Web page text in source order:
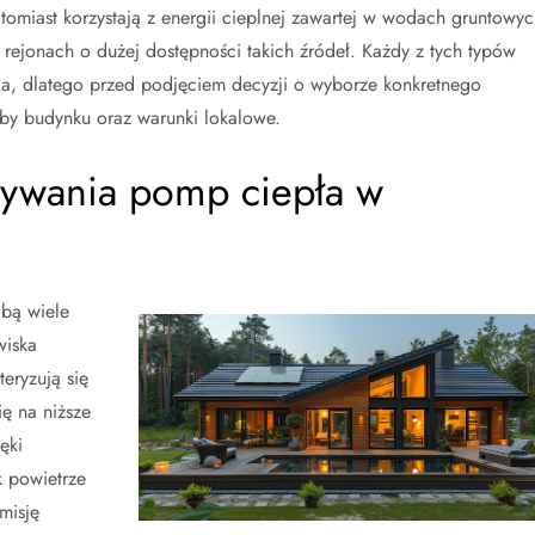
korzystają z energii cieplnej zawartej w wodach
o dużej dostępności takich źródeł. Każdy z tych typów
dlatego przed podjęciem decyzji o wyborze konkretnego
budynku oraz warunki lokalowe.
pomp ciepła w
wiele
się
na niższe
powietrze